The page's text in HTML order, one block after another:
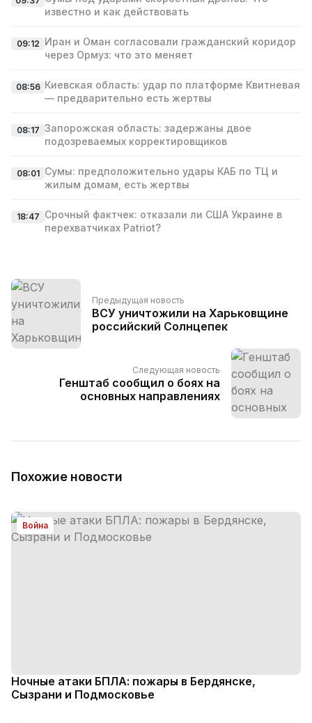
известно и как действовать
09:12 Иран и Оман согласовали гражданский коридор
через Ормуз: что это меняет
08:56 Киевская область: удар по платформе Квитневая
— предварительно есть жертвы
08:17 Запорожская область: задержаны двое
подозреваемых корректировщиков
08:01 Сумы: предположительно удары КАБ по ТЦ и
жилым домам, есть жертвы
18:47 Срочный фактчек: отказали ли США Украине в
перехватчиках Patriot?
Предыдущая новость
ВСУ уничтожили на Харьковщине
российский Солнцепек
Следующая новость
Генштаб сообщил о боях на
основных направлениях
Похожие новости
Война
Ночные атаки БПЛА: пожары в Бердянске,
Сызрани и Подмосковье